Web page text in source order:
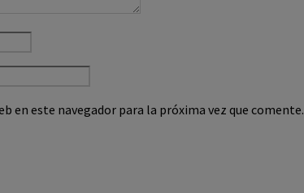
en este navegador para la próxima vez que comente.